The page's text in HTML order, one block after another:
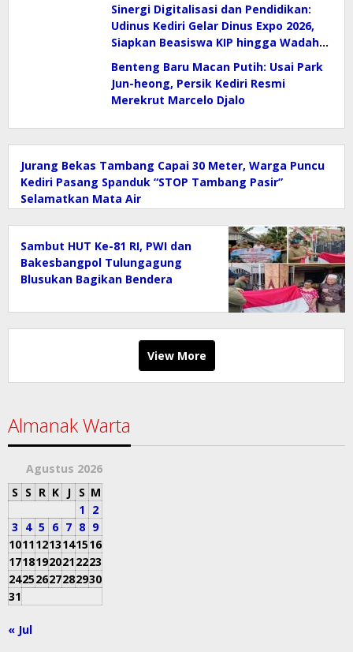
Sinergi Digitalisasi dan Pendidikan:
Udinus Kediri Gelar Dinus Expo 2026,
Siapkan Beasiswa KIP hingga Wadah
Benteng Baru Macan Putih: Usai Park
Jun-heong, Persik Kediri Resmi
Merekrut Marcelo Djalo
Jurang Bekas Tambang Capai 30 Meter, Warga Puncu
Kediri Pasang Spanduk “STOP Tambang Pasir”
Selamatkan Mata Air
Sambut HUT Ke-81 RI, PWI dan
Bakesbangpol Tulungagung
Blusukan Bagikan Bendera
View More
Almanak Warta
Agustus 2026
S S R K J S M
1 2
3 4 5 6 7 8 9
10111213141516
17181920212223
24252627282930
31
« Jul